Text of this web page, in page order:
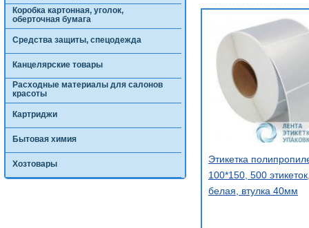
Коробка картонная, уголок,
оберточная бумага
Средства защиты, спецодежда
Канцелярские товары
Расходные материалы для салонов
красоты
Картриджи
Бытовая химия
Хозтовары
Этикетка
100*150, 500
белая, втулка 40мм